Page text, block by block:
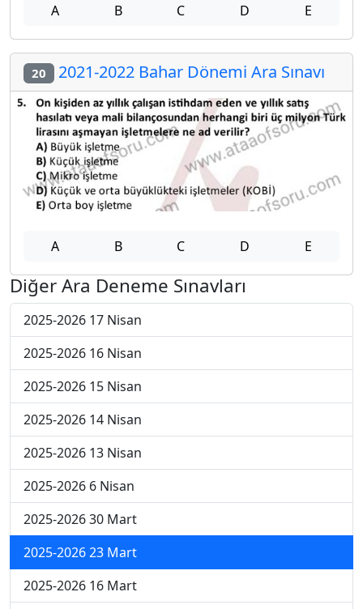
A B C D E
20 2021-2022 Bahar Dönemi Ara Sınavı
A B C D E
Diğer Ara Deneme Sınavları
2025-2026 17 Nisan
2025-2026 16 Nisan
2025-2026 15 Nisan
2025-2026 14 Nisan
2025-2026 13 Nisan
2025-2026 6 Nisan
2025-2026 30 Mart
2025-2026 23 Mart
2025-2026 16 Mart